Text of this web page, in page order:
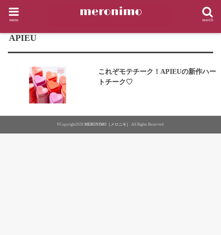
search
menu
HOME
APIEU
これぞモテチーク！APIEUの新作ハー
トチーク♡
©Copyright2026 MERONIMO［メロニモ］ .All Rights Reserved.